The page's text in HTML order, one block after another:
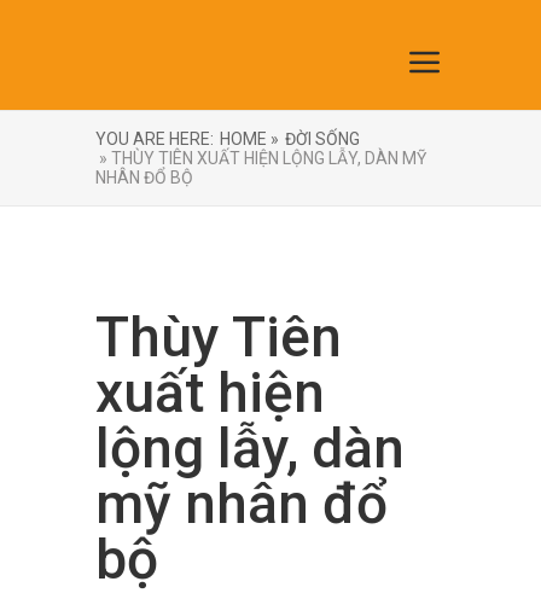
YOU ARE HERE: HOME » ĐỜI SỐNG
» THÙY TIÊN XUẤT HIỆN LỘNG LẪY, DÀN MỸ
NHÂN ĐỔ BỘ
Thùy Tiên
xuất hiện
lộng lẫy, dàn
mỹ nhân đổ
bộ